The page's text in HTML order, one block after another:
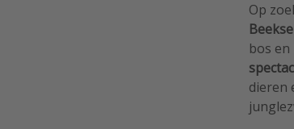
Op
bos
dieren